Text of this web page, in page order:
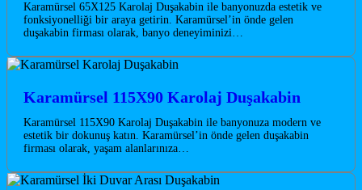
Karamürsel 65X125 Karolaj Duşakabin ile banyonuzda estetik ve
fonksiyonelliği bir araya getirin. Karamürsel’in önde gelen
duşakabin firması olarak, banyo deneyiminizi…
Karamürsel 115X90 Karolaj Duşakabin
Karamürsel 115X90 Karolaj Duşakabin ile banyonuza modern ve
estetik bir dokunuş katın. Karamürsel’in önde gelen duşakabin
firması olarak, yaşam alanlarınıza…